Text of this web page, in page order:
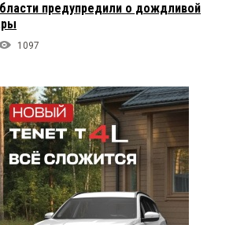
предупредили о дождливой
1097